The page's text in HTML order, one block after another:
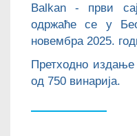
Balkan - први
одржаће се у
новембра 2025.
Претходно
од 750 винарија.